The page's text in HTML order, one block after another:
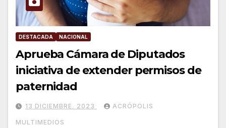
DESTACADA NACIONAL
Aprueba Cámara de Diputados
iniciativa de extender permisos de
paternidad
13 DICIEMBRE, 2023 ACRÓPOLIS
MULTIMEDIOS